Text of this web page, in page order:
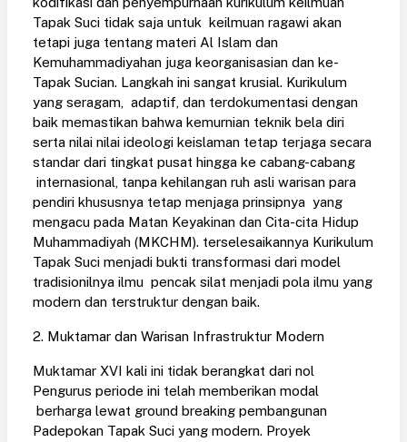
Tapak Suci tidak saja untuk keilmuan ragawi akan
tetapi juga tentang materi Al Islam dan
Kemuhammadiyahan juga keorganisasian dan ke-
Tapak Sucian. Langkah ini sangat krusial. Kurikulum
yang seragam, adaptif, dan terdokumentasi dengan
baik memastikan bahwa kemurnian teknik bela diri
serta nilai nilai ideologi keislaman tetap terjaga secara
standar dari tingkat pusat hingga ke cabang-cabang
internasional, tanpa kehilangan ruh asli warisan para
pendiri khususnya tetap menjaga prinsipnya yang
mengacu pada Matan Keyakinan dan Cita-cita Hidup
Muhammadiyah (MKCHM). terselesaikannya Kurikulum
Tapak Suci menjadi bukti transformasi dari model
tradisionilnya ilmu pencak silat menjadi pola ilmu yang
modern dan terstruktur dengan baik.
2. Muktamar dan Warisan Infrastruktur Modern
Muktamar XVI kali ini tidak berangkat dari nol
Pengurus periode ini telah memberikan modal
berharga lewat ground breaking pembangunan
Padepokan Tapak Suci yang modern. Proyek